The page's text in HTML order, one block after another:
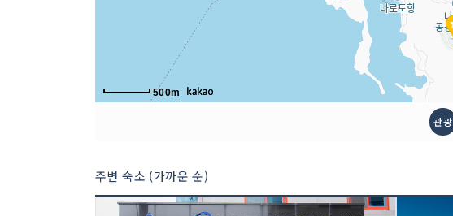
500m
관광
주변 숙소 (가까운 순)